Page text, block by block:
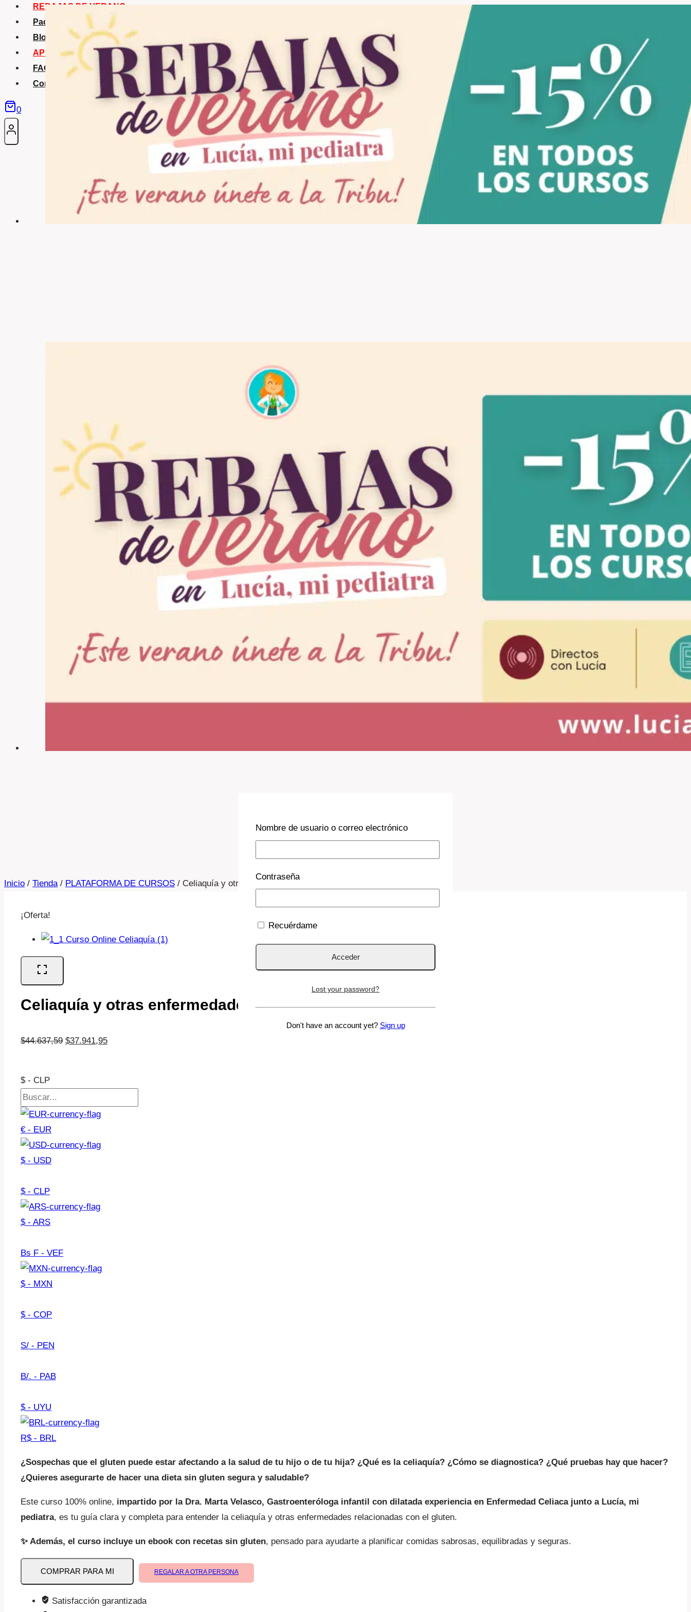
REBAJAS DE VERANO
Packs Verano
Blog
APP La Tribu
FAQS
Contacto
0
Inicio / Tienda / PLATAFORMA DE CURSOS / Celiaquía y otras enfermedades relacionadas con el gluten
¡Oferta!
Celiaquía y otras enfermedades relacionadas con el gluten
$44.637,59 El
era:
$37.941,95El
es:
$ - CLP
€ - EUR
$ - USD
$ - CLP
$ - ARS
Bs F - VEF
$ - MXN
$ - COP
S/ - PEN
B/. - PAB
$ - UYU
R$ - BRL
¿Sospechas que el gluten puede estar afectando a la salud de tu hijo o de tu hija? ¿Qué es la celiaquía? ¿Cómo se diagnostica? ¿Qué pruebas hay que hacer?
¿Quieres asegurarte de hacer una dieta sin gluten segura y saludable?
Este curso 100% online, impartido por la Dra. Marta Velasco, Gastroenteróloga infantil con dilatada experiencia en Enfermedad Celiaca junto a Lucía, mi
pediatra, es tu guía clara y completa para entender la celiaquía y otras enfermedades relacionadas con el gluten.
✨ Además, el curso incluye un ebook con recetas sin gluten, pensado para ayudarte a planificar comidas sabrosas, equilibradas y seguras.
y
COMPRAR PARA MI REGALAR A OTRA PERSONA
Satisfacción garantizada
Nombre de usuario o correo electrónico
Contraseña
Recuérdame
Lost your password?
Don't have an account yet? Sign up